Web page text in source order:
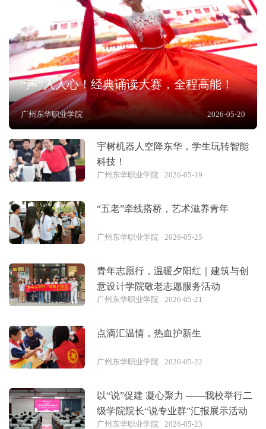
“声”入人心！经典诵读大赛，全程高能！
广州东华职业学院 2026-05-20
宇树机器人空降东华，学生玩转智能
科技！
广州东华职业学院 2026-05-19
“五老”牵线搭桥，艺术滋养青年
广州东华职业学院 2026-05-25
青年志愿行，温暖夕阳红｜建筑与创
意设计学院敬老志愿服务活动
广州东华职业学院 2026-05-21
点滴汇温情，热血护新生
广州东华职业学院 2026-05-22
以“说”促建 凝心聚力 ——我校举行二
级学院院长“说专业群”汇报展示活动
广州东华职业学院 2026-05-23